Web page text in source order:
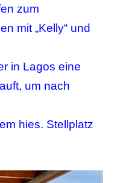
zum
mit „Kelly“ und
in Lagos eine
um nach
hies. Stellplatz